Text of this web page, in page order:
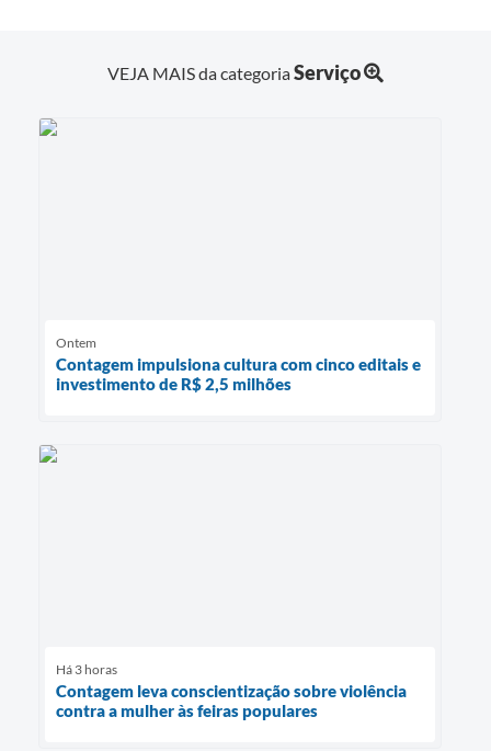
VEJA MAIS da categoriaServiço
Ontem
Contagem impulsiona cultura com cinco editais e
investimento de R$ 2,5 milhões
Há 3 horas
Contagem leva conscientização sobre violência
contra a mulher às feiras populares